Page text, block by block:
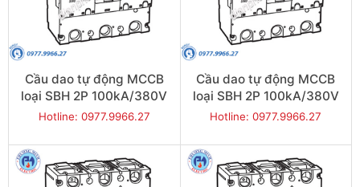
Cầu dao tự động MCCB
loại SBH 2P 100kA/380V
630A - Model
Hotline: 0977.9966.27
Cầu dao tự động MCCB
loại SBH 2P 100kA/380V
500A - Model
Hotline: 0977.9966.27